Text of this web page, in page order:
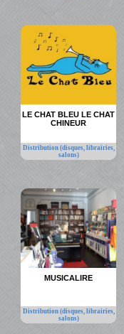
LE CHAT BLEU LE CHAT
CHINEUR
Distribution (disques, librairies,
salons)
MUSICALIRE
Distribution (disques, librairies,
salons)